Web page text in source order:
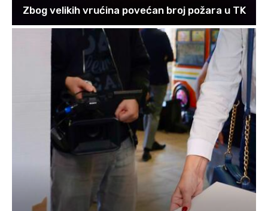
Zbog velikih vrućina povećan broj požara u TK